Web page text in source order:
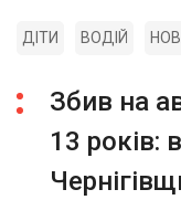
ДІТИ ВОДІЙ
Збив на
13 років: